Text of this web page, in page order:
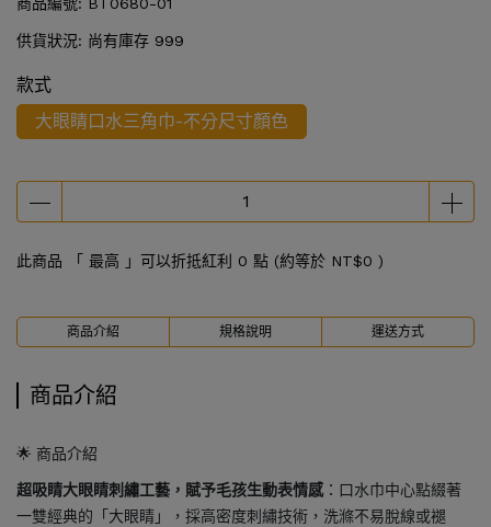
商品編號: BT0680-01
供貨狀況: 尚有庫存 999
款式
大眼睛口水三角巾-不分尺寸顏色
此商品 「 最高 」可以折抵紅利 0 點 (約等於 NT$0 )
商品介紹 規格說明 運送方式
商品介紹
🌟 商品介紹
超吸睛大眼睛刺繡工藝，賦予毛孩生動表情感 ：口水巾中心點綴著
一雙經典的「大眼睛」，採高密度刺繡技術，洗滌不易脫線或褪